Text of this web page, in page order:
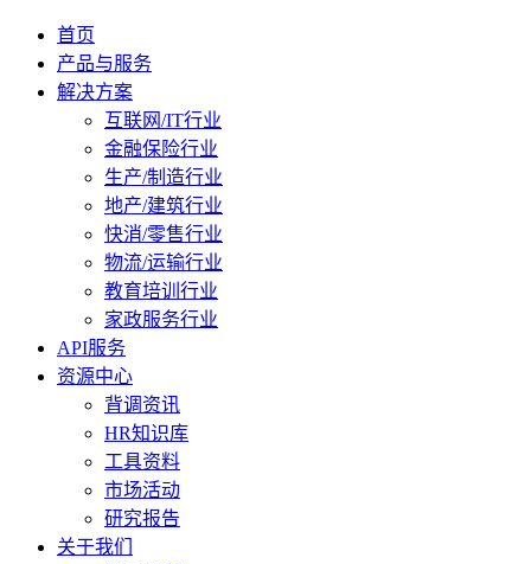
首页
产品与服务
解决方案
互联网/IT行业
金融保险行业
生产/制造行业
地产/建筑行业
快消/零售行业
物流/运输行业
教育培训行业
家政服务行业
API服务
资源中心
背调资讯
HR知识库
工具资料
市场活动
研究报告
关于我们